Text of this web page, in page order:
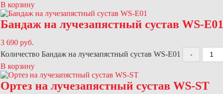
В корзину
Бандаж на лучезапястный сустав WS-E01
3 690 руб.
Количество Бандаж на лучезапястный сустав WS-E01
В корзину
Ортез на лучезапястный сустав WS-ST